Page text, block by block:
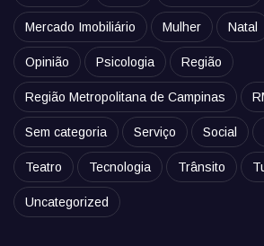
Mercado Imobiliário Mulher Natal
Opinião Psicologia Região
Região Metropolitana de Campinas
Sem categoria Serviço Social
Teatro Tecnologia Trânsito
Uncategorized